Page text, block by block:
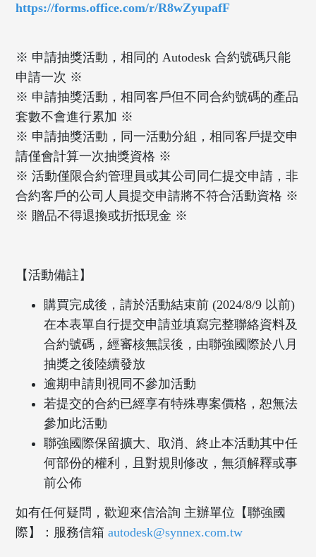
https://forms.office.com/r/R8wZyupafF
※ 申請抽獎活動，相同的 Autodesk 合約號碼只能
申請一次 ※
※ 申請抽獎活動，相同客戶但不同合約號碼的產品
套數不會進行累加 ※
※ 申請抽獎活動，同一活動分組，相同客戶提交申
請僅會計算一次抽獎資格 ※
※ 活動僅限合約管理員或其公司同仁提交申請，非
合約客戶的公司人員提交申請將不符合活動資格 ※
※ 贈品不得退換或折抵現金 ※
【活動備註】
購買完成後，請於活動結束前 (2024/8/9 以前)
在本表單自行提交申請並填寫完整聯絡資料及
合約號碼，經審核無誤後，由聯強國際於八月
抽獎之後陸續發放
逾期申請則視同不參加活動
若提交的合約已經享有特殊專案價格，恕無法
參加此活動
聯強國際保留擴大、取消、終止本活動其中任
何部份的權利，且對規則修改，無須解釋或事
前公佈
如有任何疑問，歡迎來信洽詢 主辦單位【聯強國
際】：服務信箱autodesk@synnex.com.tw